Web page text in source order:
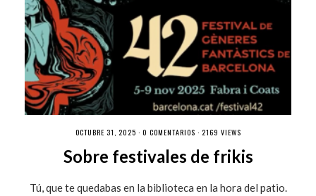
OCTUBRE 31, 2025 · 0 COMENTARIOS · 2169 VIEWS
Sobre festivales de frikis
Tú, que te quedabas en la biblioteca en la hora del patio.